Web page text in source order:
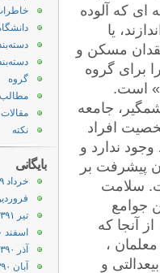
ای که آلوده
یا
فقدان مسکن و
برای گروه
است.
جامعه
افراد
ندارد و
پیشرفت بر
سلامت
جوامع
آنجا که
،
و
گروه
مقالات
نکته
بایگانی
خرداد ۱۳۹۹
فروردین
تیر ۱۳۹۱
اسفند ۱۳۹۰
آذر ۱۳۹۰
آبان ۱۳۹۰